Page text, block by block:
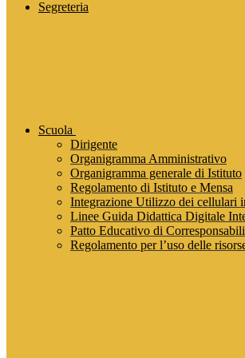
Segreteria
Scuola
Dirigente
Organigramma Amministrativo
Organigramma generale di Istituto
Regolamento di Istituto e Mensa
Integrazione Utilizzo dei cellulari
Linee Guida Didattica Digitale
Patto Educativo di
Regolamento per l’uso delle